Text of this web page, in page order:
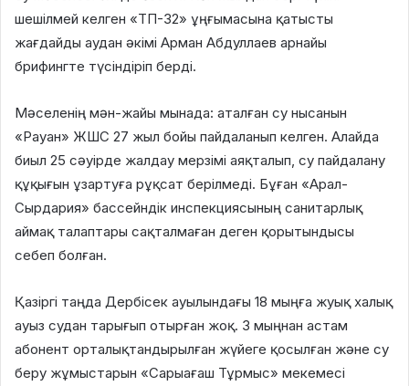
шешілмей келген «ТП-32» ұңғымасына қатысты
жағдайды аудан әкімі Арман Абдуллаев арнайы
брифингте түсіндіріп берді.
Мәселенің мән-жайы мынада: аталған су нысанын
«Рауан» ЖШС 27 жыл бойы пайдаланып келген. Алайда
биыл 25 сәуірде жалдау мерзімі аяқталып, су пайдалану
құқығын ұзартуға рұқсат берілмеді. Бұған «Арал-
Сырдария» бассейндік инспекциясының санитарлық
аймақ талаптары сақталмаған деген қорытындысы
себеп болған.
Қазіргі таңда Дербісек ауылындағы 18 мыңға жуық халық
ауыз судан тарығып отырған жоқ. 3 мыңнан астам
абонент орталықтандырылған жүйеге қосылған және су
беру жұмыстарын «Сарыағаш Тұрмыс» мекемесі